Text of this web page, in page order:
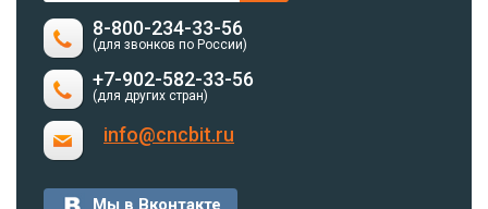
8-800-234-33-56
(для звонков по России)
+7-902-582-33-56
(для других стран)
info@cncbit.ru
Мы в Вконтакте